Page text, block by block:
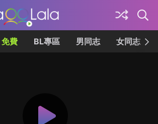
免費 BL專區 男同志 女同志